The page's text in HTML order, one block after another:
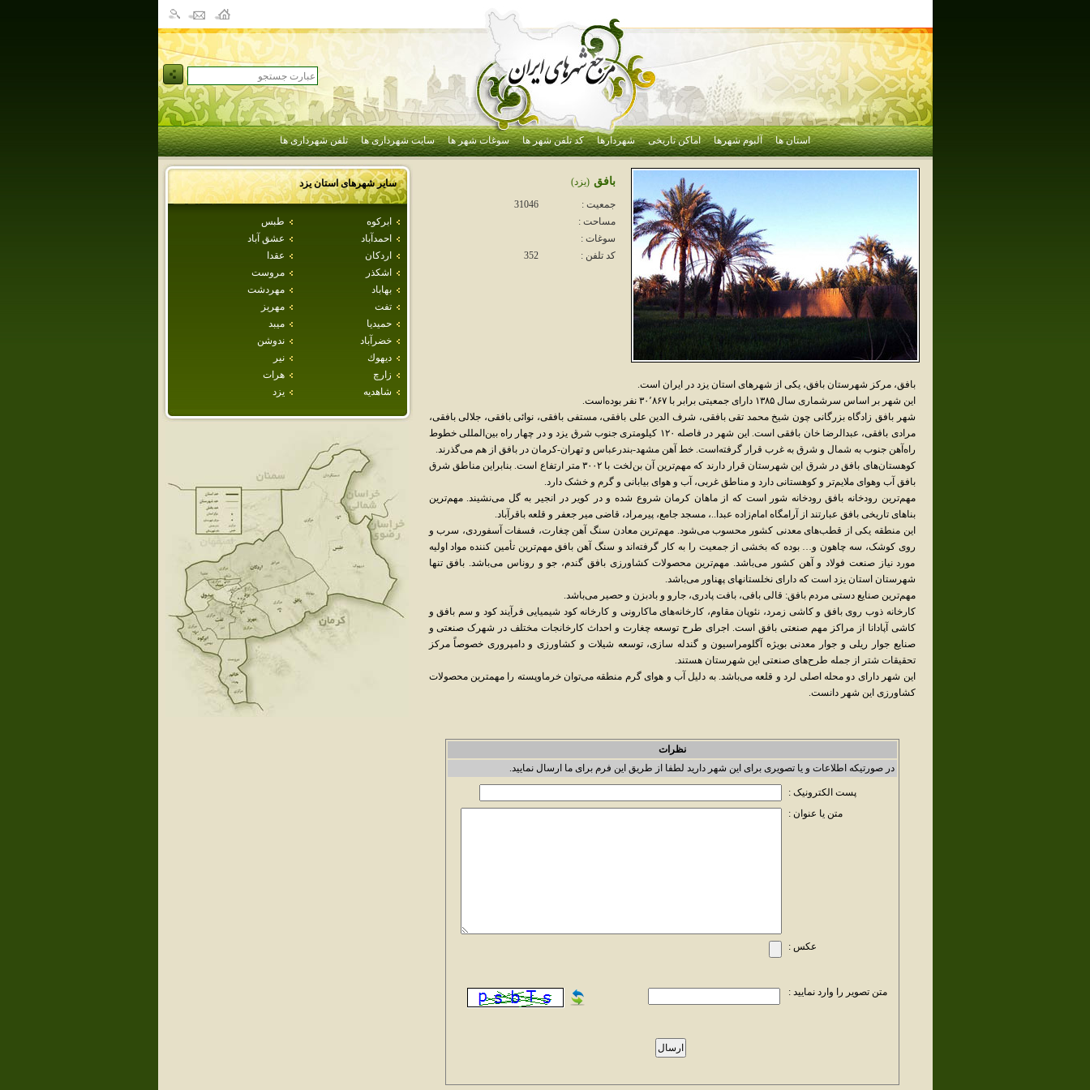
استان ها آلبوم شهرها اماکن تاریخی شهردارها کد تلفن شهر ها سوغات شهر ها سایت شهرداری ها تلفن شهرداری ها
سایر شهرهای استانيزد
ابركوه
طبس
احمدآباد
عشق آباد
اردكان
عقدا
اشكذر
مروست
بهاباد
مهردشت
تفت
مهريز
حميديا
ميبد
خضرآباد
ندوشن
ديهوك
نير
زارچ
هرات
شاهديه
يزد
بافق (يزد)
جمعیت :
31046
مساحت :
سوغات :
کد تلفن :
352
بافق، مرکز شهرستان بافق، یکی از شهرهای استان یزد در ایران است.
این شهر بر اساس سرشماری سال ۱۳۸۵ دارای جمعیتی برابر با ۳۰٬۸۶۷ نفر بوده‌است.
شهر بافق زادگاه بزرگانی چون شیخ محمد تقی بافقی، شرف الدین علی بافقی، مستفی بافقی، نوائی بافقی، جلالی بافقی،
مرادی بافقی، عبدالرضا خان بافقی است. این شهر در فاصله ۱۲۰ کیلومتری جنوب شرق یزد و در چهار راه بین‌المللی خطوط
راه‌آهن جنوب به شمال و شرق به غرب قرار گرفته‌است. خط آهن مشهد-بندرعباس و تهران-کرمان در بافق از هم می‌گذرند.
کوهستان‌های بافق در شرق این شهرستان قرار دارند که مهم‌ترین آن بن‌لخت با ۳۰۰۲ متر ارتفاع است. بنابراین مناطق شرق
بافق آب وهوای ملایم‌تر و کوهستانی دارد و مناطق غربی، آب و هوای بیابانی و گرم و خشک دارد.
مهم‌ترین رودخانه بافق رودخانه شور است که از ماهان کرمان شروع شده و در کویر در انجیر به گل می‌نشیند. مهم‌ترین
بناهای تاریخی بافق عبارتند از آرامگاه امام‌زاده عبدا..، مسجد جامع، پیرمراد، قاضی میر جعفر و قلعه باقرآباد.
این منطقه یکی از قطب‌های معدنی کشور محسوب می‌شود. مهم‌ترین معادن سنگ آهن چغارت، فسفات آسفوردی، سرب و
روی کوشک، سه چاهون و… بوده که بخشی از جمعیت را به کار گرفته‌اند و سنگ آهن بافق مهم‌ترین تأمین کننده مواد اولیه
مورد نیاز صنعت فولاد و آهن کشور می‌باشد. مهم‌ترین محصولات کشاورزی بافق گندم، جو و روناس می‌باشد. بافق تنها
شهرستان استان یزد است که دارای نخلستانهای پهناور می‌باشد.
مهم‌ترین صنایع دستی مردم بافق: قالی بافی، بافت پادری، جارو و بادبزن و حصیر می‌باشد.
کارخانه ذوب روی بافق و کاشی زمرد، نئوپان مقاوم، کارخانه‌های ماکارونی و کارخانه کود شیمیایی فرآیند کود و سم بافق و
کاشی آپادانا از مراکز مهم صنعتی بافق است. اجرای طرح توسعه چغارت و احداث کارخانجات مختلف در شهرک صنعتی و
صنایع جوار ریلی و جوار معدنی بویژه آگلومراسیون و گندله سازی، توسعه شیلات و کشاورزی و دامپروری خصوصاً مرکز
تحقیقات شتر از جمله طرح‌های صنعتی این شهرستان هستند.
این شهر دارای دو محله اصلی لرد و قلعه می‌باشد. به دلیل آب و هوای گرم منطقه می‌توان خرماوپسته را مهمترین محصولات
کشاورزی این شهر دانست.
نظرات
در صورتیکه اطلاعات و یا تصویری برای این شهر دارید لطفا از طریق این فرم برای ما ارسال نمایید.
پست الکترونیک :
متن یا عنوان :
عکس :
متن تصویر را وارد نمایید :